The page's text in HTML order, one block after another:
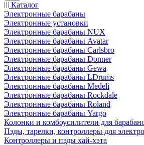
Каталог
Электронные барабаны
Электронные установки
Электронные барабаны NUX
Электронные барабаны Avatar
Электронные барабаны Carlsbro
Электронные барабаны Donner
Электронные барабаны Gewa
Электронные барабаны LDrums
Электронные барабаны Medeli
Электронные барабаны Rockdale
Электронные барабаны Roland
Электронные барабаны Yargo
Колонки и комбоусилители для
Пэды, тарелки, контроллеры для
Контроллеры и пэды хай-хэта